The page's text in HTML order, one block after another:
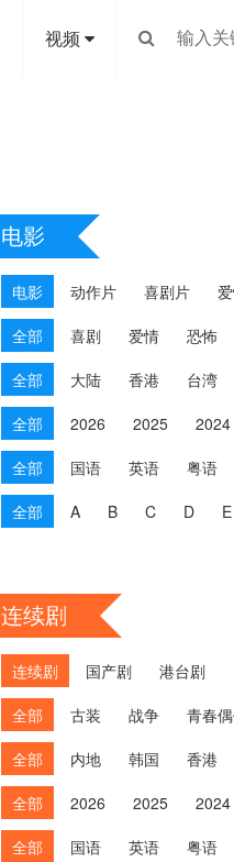
视频
电影
电影 动作片 喜剧片
全部 喜剧 爱情 恐怖
全部 大陆 香港 台湾
全部 2026 2025 2024
全部 国语 英语 粤语
全部 A B C D E
连续剧
连续剧 国产剧 港台剧
全部 古装 战争 青春
全部 内地 韩国 香港
全部 2026 2025 2024
全部 国语 英语 粤语